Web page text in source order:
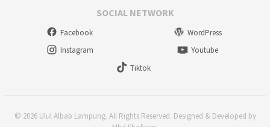
SOCIAL NETWORK
Facebook
WordPress
Instagram
Youtube
Tiktok
© 2026 Ulul Albab Lampung. All Rights Reserved. Designed & Developed by